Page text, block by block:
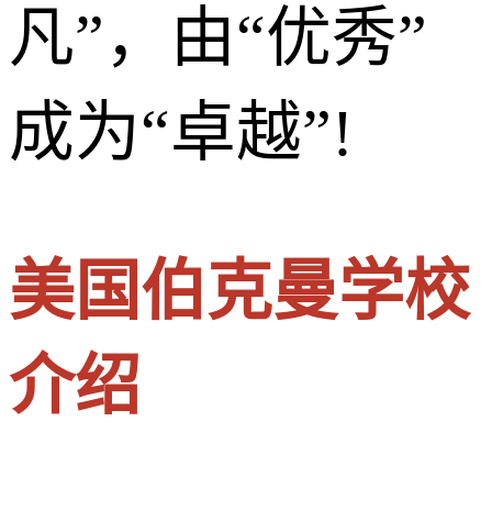
凡”，由“优秀”
成为“卓越”!
美国伯克曼学校
介绍